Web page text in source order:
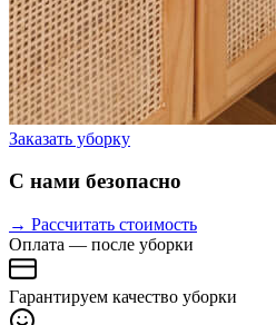
Заказать уборку
С нами безопасно
→ Рассчитать стоимость
Оплата — после уборки
Гарантируем качество уборки